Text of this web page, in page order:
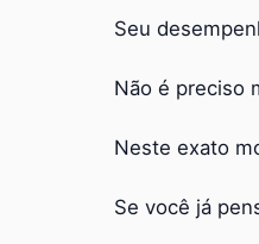
Seu
Não é preciso
Neste exato
Se você já